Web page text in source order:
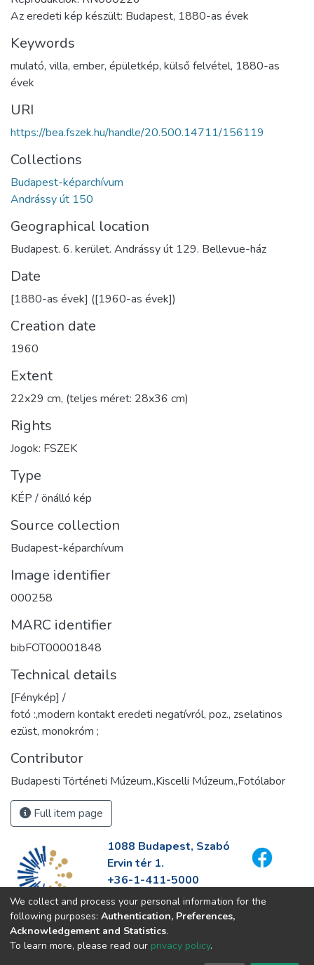
Az eredeti kép készült: Budapest, 1880-as évek
Keywords
mulató, villa, ember, épületkép, külső felvétel, 1880-as
évek
URI
https://bea.fszek.hu/handle/20.500.14711/156119
Collections
Budapest-képarchívum
Andrássy út 150
Geographical location
Budapest. 6. kerület. Andrássy út 129. Bellevue-ház
Date
[1880-as évek] ([1960-as évek])
Creation date
1960
Extent
22x29 cm, (teljes méret: 28x36 cm)
Rights
Jogok: FSZEK
Type
KÉP / önálló kép
Source collection
Budapest-képarchívum
Image identifier
000258
MARC identifier
bibFOT00001848
Technical details
[Fénykép] /
fotó :,modern kontakt eredeti negatívról, poz., zselatinos
ezüst, monokróm ;
Contributor
Budapesti Történeti Múzeum.,Kiscelli Múzeum.,Fotólabor
Full item page
1088 Budapest, Szabó
Ervin tér 1.
+36-1-411-5000
info@fszek.hu
https://fszek.hu
We collect and process your personal information for the
following purposes: Authentication, Preferences,
Acknowledgement and Statistics.
To learn more, please read our privacy policy.